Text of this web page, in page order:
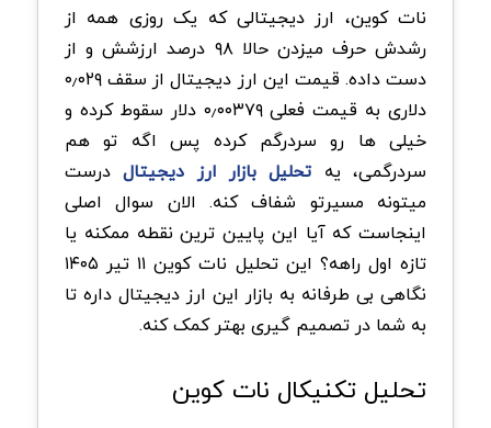
نات کوین، ارز دیجیتالی که یک روزی همه از
رشدش حرف میزدن حالا ۹۸ درصد ارزشش و از
دست داده. قیمت این ارز دیجیتال از سقف ۰٫۰۲۹
دلاری به قیمت فعلی ۰٫۰۰۳۷۹ دلار سقوط کرده و
خیلی ها رو سردرگم کرده پس اگه تو هم
سردرگمی، یه تحلیل بازار ارز دیجیتالدرست
میتونه مسیرتو شفاف کنه. الان سوال اصلی
اینجاست که آیا این پایین ترین نقطه ممکنه یا
تازه اول راهه؟ این تحلیل نات کوین ۱۱ تیر ۱۴۰۵
نگاهی بی طرفانه به بازار این ارز دیجیتال داره تا
به شما در تصمیم گیری بهتر کمک کنه.
تحلیل تکنیکال نات کوین